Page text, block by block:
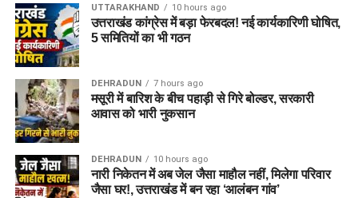
UTTARAKHAND 10 hours ago
उत्तराखंड कांग्रेस में बड़ा फेरबदल! नई कार्यकारिणी घोषित,
5 समितियों का भी गठन
DEHRADUN 7 hours ago
मसूरी में बारिश के बीच पहाड़ी से गिरे बोल्डर, सरकारी
आवास को भारी नुकसान
DEHRADUN 10 hours ago
नारी निकेतन में अब जेल जैसा माहौल नहीं, मिलेगा परिवार
जैसा घर!, उत्तराखंड में बन रहा ‘आलंबन गांव’